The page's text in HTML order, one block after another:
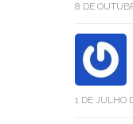
8 DE
1 DE JULHO